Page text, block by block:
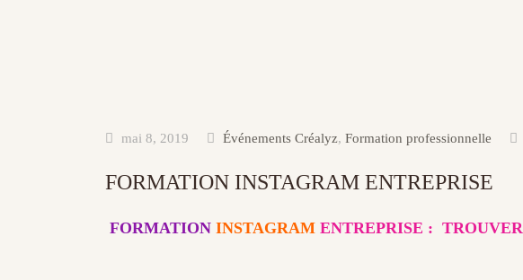
mai 8, 2019 Événements Créalyz, Formation professionnelle
FORMATION INSTAGRAM ENTREPRISE
FORMATION INSTAGRAM ENTREPRISE : TROUVER